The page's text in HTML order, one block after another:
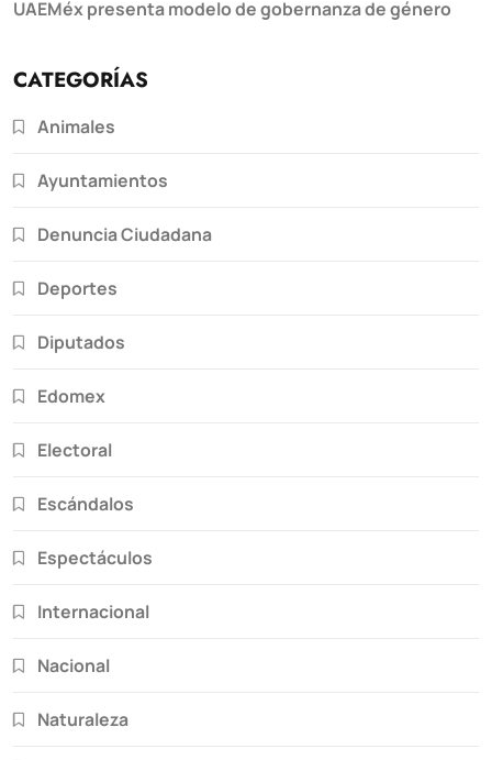
UAEMéx presenta modelo de gobernanza de género
CATEGORÍAS
Animales
Ayuntamientos
Denuncia Ciudadana
Deportes
Diputados
Edomex
Electoral
Escándalos
Espectáculos
Internacional
Nacional
Naturaleza